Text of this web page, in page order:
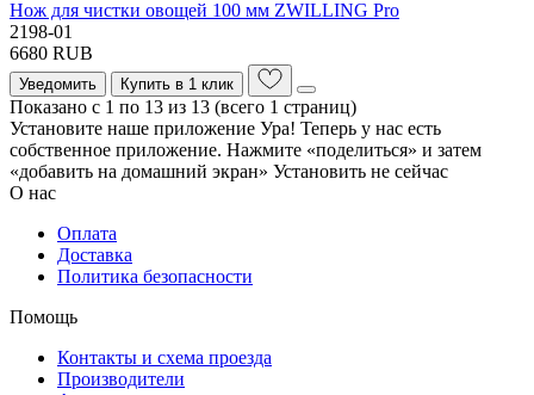
Нож для чистки овощей 100 мм ZWILLING Pro
2198-01
6680 RUB
Уведомить Купить в 1 клик
Показано с 1 по 13 из 13 (всего 1 страниц)
Установите наше приложение Ура! Теперь у нас есть
собственное приложение. Нажмите «поделиться» и затем
«добавить на домашний экран» Установить не сейчас
О нас
Оплата
Доставка
Политика безопасности
Помощь
Контакты и схема проезда
Производители